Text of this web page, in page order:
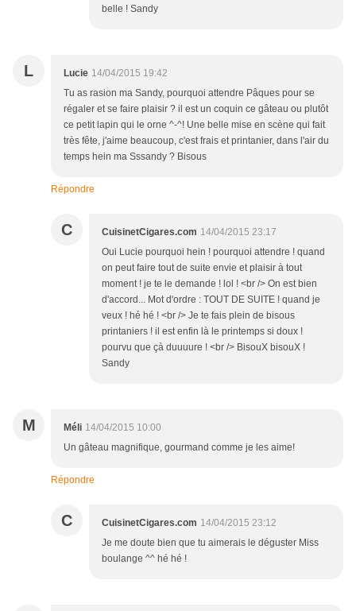
belle ! Sandy
L Lucie 14/04/2015 19:42
Tu as rasion ma Sandy, pourquoi attendre Pâques pour se
régaler et se faire plaisir ? il est un coquin ce gâteau ou plutôt
ce petit lapin qui le orne ^-^! Une belle mise en scène qui fait
très fête, j'aime beaucoup, c'est frais et printanier, dans l'air du
temps hein ma Sssandy ? Bisous
Répondre
C CuisinetCigares.com 14/04/2015 23:17
Oui Lucie pourquoi hein ! pourquoi attendre ! quand
on peut faire tout de suite envie et plaisir à tout
moment ! je te le demande ! lol ! <br /> On est bien
d'accord... Mot d'ordre : TOUT DE SUITE ! quand je
veux ! hé hé ! <br /> Je te fais plein de bisous
printaniers ! il est enfin là le printemps si doux !
pourvu que çà duuuure ! <br /> BisouX bisouX !
Sandy
M Méli 14/04/2015 10:00
Un gâteau magnifique, gourmand comme je les aime!
Répondre
C CuisinetCigares.com 14/04/2015 23:12
Je me doute bien que tu aimerais le déguster Miss
boulange ^^ hé hé !